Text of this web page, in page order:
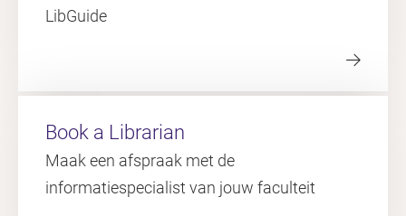
LibGuide
Book a Librarian
Maak een afspraak met de
informatiespecialist van jouw faculteit